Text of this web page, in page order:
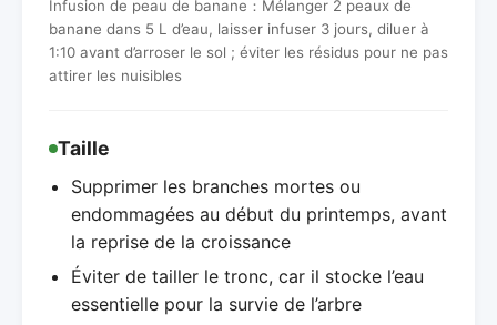
Infusion de peau de banane：Mélanger 2 peaux de
banane dans 5 L d’eau, laisser infuser 3 jours, diluer à
1:10 avant d’arroser le sol ; éviter les résidus pour ne pas
attirer les nuisibles
Taille
Supprimer les branches mortes ou
endommagées au début du printemps, avant
la reprise de la croissance
Éviter de tailler le tronc, car il stocke l’eau
essentielle pour la survie de l’arbre